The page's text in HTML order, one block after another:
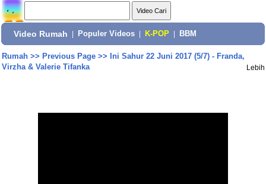
Video Rumah Populer Videos K-POP BBM
Rumah>> Previous Page>> Ini Sahur 22 Juni 2017 (5/7) - Franda,
Virzha & Valerie Tifanka
Lebih